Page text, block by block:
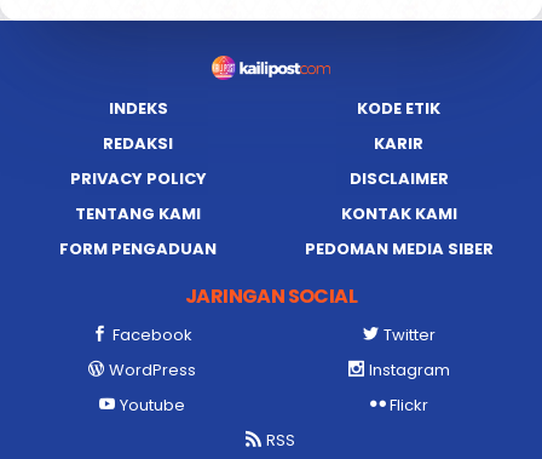
INDEKS
KODE ETIK
REDAKSI
KARIR
PRIVACY POLICY
DISCLAIMER
TENTANG KAMI
KONTAK KAMI
FORM PENGADUAN
PEDOMAN MEDIA SIBER
JARINGAN SOCIAL
Facebook
Twitter
WordPress
Instagram
Youtube
Flickr
RSS